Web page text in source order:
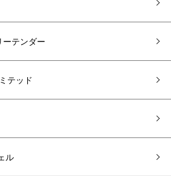
テンダー
テッド
ル